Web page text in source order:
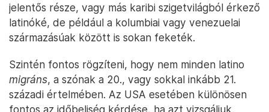
jelentős része, vagy más karibi szigetvilágból érkező
latinóké, de például a kolumbiai vagy venezuelai
származásúak között is sokan feketék.
Szintén fontos rögzíteni, hogy nem minden latino
migráns, a szónak a 20., vagy sokkal inkább 21.
századi értelmében. Az USA esetében különösen
fontos az időbeliség kérdése, ha azt vizsgáljuk,